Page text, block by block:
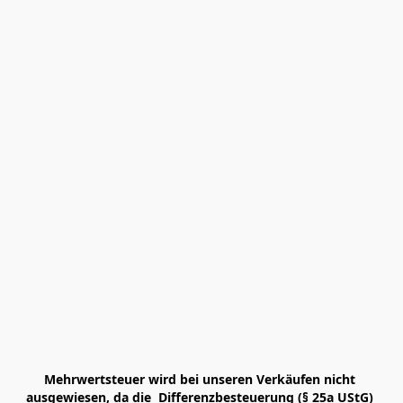
Mehrwertsteuer wird bei unseren Verkäufen nicht
ausgewiesen, da die  Differenzbesteuerung (§ 25a UStG)